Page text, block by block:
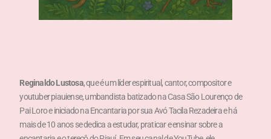
Reginaldo Lustosa, que é um líder espiritual, cantor, compositor e
youtuber piauiense, umbandista batizado na Casa São Lourenço de
Pai Loro e iniciado na Encantaria por sua Avó Tacila Rezadeira e há
mais de 10 anos se dedica a estudar, praticar e ensinar sobre a